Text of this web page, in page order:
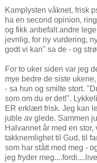
Kamplysten våknet, frisk
ha en second opinion,
og fikk anbefalt andre
jevnlig, for ny vurdering,
godt vi kan" sa de - og
For to uker siden var jeg
mye bedre de siste
- sa hun og smilte stort.
som om du er det!".
ER erklært frisk. Jeg kan
juble av glede. Sammen
Halvannet år med en stor,
takknemlighet til Gud, til
som har stått med meg -
jeg fryder